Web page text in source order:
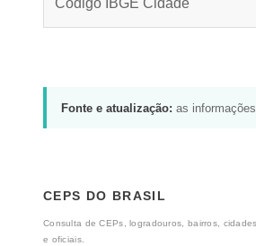
Código IBGE Cidade
Fonte e atualização: as
CEPS DO BRASIL
Consulta de CEPs, logradouros, bairros,
e oficiais.